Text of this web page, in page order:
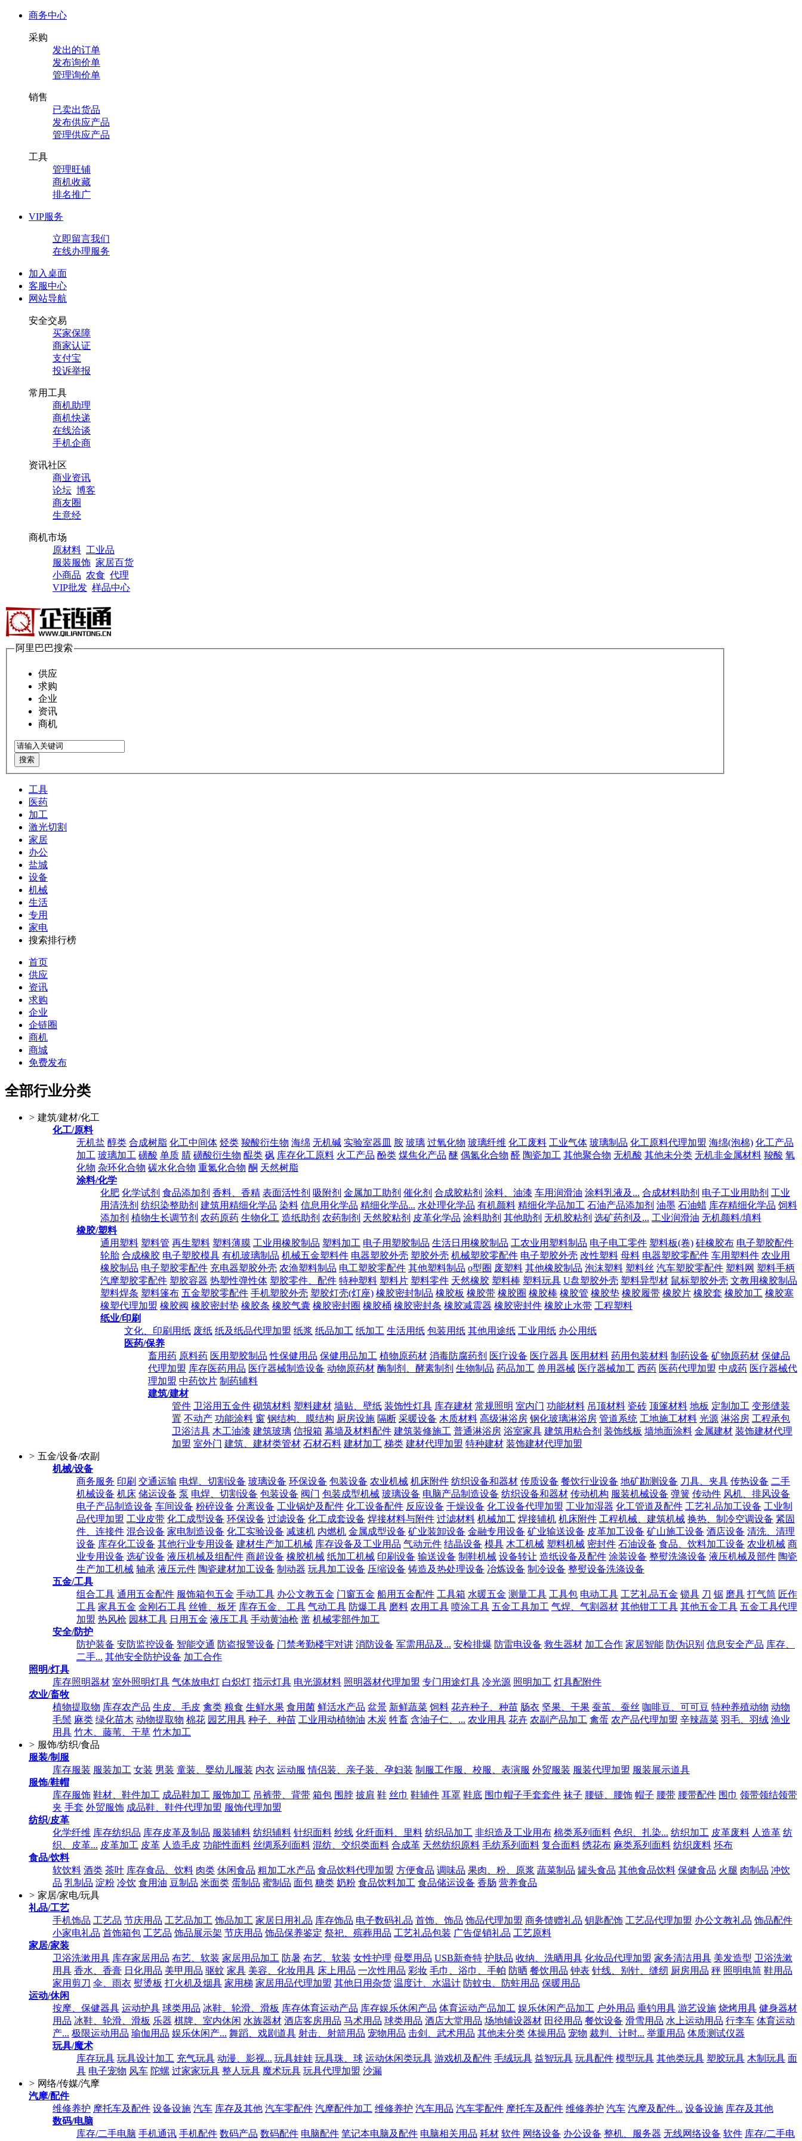
商务中心
采购
发出的订单
发布询价单
管理询价单
销售
已卖出货品
发布供应产品
管理供应产品
工具
管理旺铺
商机收藏
排名推广
VIP服务
立即留言我们
在线办理服务
加入桌面
客服中心
网站导航
安全交易
买家保障
商家认证
支付宝
投诉举报
常用工具
商机助理
商机快递
在线洽谈
手机企商
资讯社区
商业资讯
论坛 博客
商友圈
生意经
商机市场
原材料 工业品
服装服饰 家居百货
小商品 农食 代理
VIP批发 样品中心
阿里巴巴搜索
供应
求购
企业
资讯
商机
搜索
工具
医药
加工
激光切割
家居
办公
盐城
设备
机械
生活
专用
家电
搜索排行榜
首页
供应
资讯
求购
企业
企链圈
商机
商城
免费发布
全部行业分类
> 建筑/建材/化工
化工/原料
无机盐 醇类 合成树脂 化工中间体 烃类 羧酸衍生物 海绵 无机碱 实验室器皿 胺 玻璃 过氧化物 玻璃纤维 化工废料 工业气体 玻璃制品 化工原料代理加盟 海绵(泡棉) 化工产品
加工 玻璃加工 磺酸 单质 腈 磺酸衍生物 醌类 砜 库存化工原料 火工产品 酚类 煤焦化产品 醚 偶氮化合物 醛 陶瓷加工 其他聚合物 无机酸 其他未分类 无机非金属材料 羧酸 氧
化物 杂环化合物 碳水化合物 重氮化合物 酮 天然树脂
涂料/化学
化肥 化学试剂 食品添加剂 香料、香精 表面活性剂 吸附剂 金属加工助剂 催化剂 合成胶粘剂 涂料、油漆 车用润滑油 涂料乳液及... 合成材料助剂 电子工业用助剂 工业
用清洗剂 纺织染整助剂 建筑用精细化学品 染料 信息用化学品 精细化学品... 水处理化学品 有机颜料 精细化学品加工 石油产品添加剂 油墨 石油蜡 库存精细化学品 饲料
添加剂 植物生长调节剂 农药原药 生物化工 造纸助剂 农药制剂 天然胶粘剂 皮革化学品 涂料助剂 其他助剂 无机胶粘剂 选矿药剂及... 工业润滑油 无机颜料/填料
橡胶/塑料
通用塑料 塑料管 再生塑料 塑料薄膜 工业用橡胶制品 塑料加工 电子用塑胶制品 生活日用橡胶制品 工农业用塑料制品 电子电工零件 塑料板(卷) 硅橡胶布 电子塑胶配件
轮胎 合成橡胶 电子塑胶模具 有机玻璃制品 机械五金塑料件 电器塑胶外壳 塑胶外壳 机械塑胶零配件 电子塑胶外壳 改性塑料 母料 电器塑胶零配件 车用塑料件 农业用
橡胶制品 电子塑胶零配件 充电器塑胶外壳 农渔塑料制品 电工塑胶零配件 其他塑料制品 o型圈 废塑料 其他橡胶制品 泡沫塑料 塑料丝 汽车塑胶零配件 塑料网 塑料手柄
汽摩塑胶零配件 塑胶容器 热塑性弹性体 塑胶零件、配件 特种塑料 塑料片 塑料零件 天然橡胶 塑料棒 塑料玩具 U盘塑胶外壳 塑料异型材 鼠标塑胶外壳 文教用橡胶制品
塑料焊条 塑料篷布 五金塑胶零配件 手机塑胶外壳 塑胶灯壳(灯座) 橡胶密封制品 橡胶板 橡胶带 橡胶圈 橡胶棒 橡胶管 橡胶垫 橡胶履带 橡胶片 橡胶套 橡胶加工 橡胶塞
橡塑代理加盟 橡胶阀 橡胶密封垫 橡胶条 橡胶气囊 橡胶密封圈 橡胶桶 橡胶密封条 橡胶减震器 橡胶密封件 橡胶止水带 工程塑料
纸业/印刷
文化、印刷用纸 废纸 纸及纸品代理加盟 纸浆 纸品加工 纸加工 生活用纸 包装用纸 其他用途纸 工业用纸 办公用纸
医药/保养
畜用药 原料药 医用塑胶制品 性保健用品 保健用品加工 植物原药材 消毒防腐药剂 医疗设备 医疗器具 医用材料 药用包装材料 制药设备 矿物原药材 保健品
代理加盟 库存医药用品 医疗器械制造设备 动物原药材 酶制剂、酵素制剂 生物制品 药品加工 兽用器械 医疗器械加工 西药 医药代理加盟 中成药 医疗器械代
理加盟 中药饮片 制药辅料
建筑/建材
管件 卫浴用五金件 砌筑材料 塑料建材 墙贴、壁纸 装饰性灯具 库存建材 常规照明 室内门 功能材料 吊顶材料 瓷砖 顶篷材料 地板 定制加工 变形缝装
置 不动产 功能涂料 窗 钢结构、膜结构 厨房设施 隔断 采暖设备 木质材料 高级淋浴房 钢化玻璃淋浴房 管道系统 工地施工材料 光源 淋浴房 工程承包
卫浴洁具 木工油漆 建筑玻璃 信报箱 幕墙及材料配件 建筑装修施工 普通淋浴房 浴室家具 建筑用粘合剂 装饰线板 墙地面涂料 金属建材 装饰建材代理
加盟 室外门 建筑、建材类管材 石材石料 建材加工 梯类 建材代理加盟 特种建材 装饰建材代理加盟
> 五金/设备/农副
机械/设备
商务服务 印刷 交通运输 电焊、切割设备 玻璃设备 环保设备 包装设备 农业机械 机床附件 纺织设备和器材 传质设备 餐饮行业设备 地矿勘测设备 刀具、夹具 传热设备 二手
机械设备 机床 储运设备 泵 电焊、切割设备 包装设备 阀门 包装成型机械 玻璃设备 电脑产品制造设备 纺织设备和器材 传动机构 服装机械设备 弹簧 传动件 风机、排风设备
电子产品制造设备 车间设备 粉碎设备 分离设备 工业锅炉及配件 化工设备配件 反应设备 干燥设备 化工设备代理加盟 工业加湿器 化工管道及配件 工艺礼品加工设备 工业制
品代理加盟 工业皮带 化工成型设备 环保设备 过滤设备 化工成套设备 焊接材料与附件 过滤材料 机械加工 焊接辅机 机床附件 工程机械、建筑机械 换热、制冷空调设备 紧固
件、连接件 混合设备 家电制造设备 化工实验设备 减速机 内燃机 金属成型设备 矿业装卸设备 金融专用设备 矿业输送设备 皮革加工设备 矿山施工设备 酒店设备 清洗、清理
设备 库存化工设备 其他行业专用设备 建材生产加工机械 库存设备及工业用品 气动元件 结晶设备 模具 木工机械 塑料机械 密封件 石油设备 食品、饮料加工设备 农业机械 商
业专用设备 选矿设备 液压机械及组配件 商超设备 橡胶机械 纸加工机械 印刷设备 输送设备 制鞋机械 设备转让 造纸设备及配件 涂装设备 整熨洗涤设备 液压机械及部件 陶瓷
生产加工机械 轴承 液压元件 陶瓷建材加工设备 制动器 玩具加工设备 压缩设备 铸造及热处理设备 冶炼设备 制冷设备 整熨设备洗涤设备
五金/工具
组合工具 通用五金配件 服饰箱包五金 手动工具 办公文教五金 门窗五金 船用五金配件 工具箱 水暖五金 测量工具 工具包 电动工具 工艺礼品五金 锁具 刀 锯 磨具 打气筒 匠作
工具 家具五金 金刚石工具 丝锥、板牙 库存五金、工具 气动工具 防爆工具 磨料 农用工具 喷涂工具 五金工具加工 气焊、气割器材 其他钳工工具 其他五金工具 五金工具代理
加盟 热风枪 园林工具 日用五金 液压工具 手动黄油枪 凿 机械零部件加工
安全/防护
防护装备 安防监控设备 智能交通 防盗报警设备 门禁考勤楼宇对讲 消防设备 军需用品及... 安检排爆 防雷电设备 救生器材 加工合作 家居智能 防伪识别 信息安全产品 库存、
二手... 其他安全防护设备 加工合作
照明/灯具
库存照明器材 室外照明灯具 气体放电灯 白炽灯 指示灯具 电光源材料 照明器材代理加盟 专门用途灯具 冷光源 照明加工 灯具配附件
农业/畜牧
植物提取物 库存农产品 生皮、毛皮 禽类 粮食 生鲜水果 食用菌 鲜活水产品 盆景 新鲜蔬菜 饲料 花卉种子、种苗 肠衣 坚果、干果 蚕茧、蚕丝 咖啡豆、可可豆 特种养殖动物 动物
毛鬃 麻类 绿化苗木 动物提取物 棉花 园艺用具 种子、种苗 工业用动植物油 木炭 牲畜 含油子仁、... 农业用具 花卉 农副产品加工 禽蛋 农产品代理加盟 辛辣蔬菜 羽毛、羽绒 渔业
用具 竹木、藤苇、干草 竹木加工
> 服饰/纺织/食品
服装/制服
库存服装 服装加工 女装 男装 童装、婴幼儿服装 内衣 运动服 情侣装、亲子装、孕妇装 制服工作服、校服、表演服 外贸服装 服装代理加盟 服装展示道具
服饰/鞋帽
库存服饰 鞋材、鞋件加工 成品鞋加工 服饰加工 吊裤带、背带 箱包 围脖 披肩 鞋 丝巾 鞋辅件 耳罩 鞋底 围巾帽子手套套件 袜子 腰链、腰饰 帽子 腰带 腰带配件 围巾 领带领结领带
夹 手套 外贸服饰 成品鞋、鞋件代理加盟 服饰代理加盟
纺织/皮革
化学纤维 库存纺织品 库存皮革及制品 服装辅料 纺织辅料 针织面料 纱线 化纤面料、里料 纺织品加工 非织造及工业用布 棉类系列面料 色织、扎染... 纺织加工 皮革废料 人造革 纺
织、皮革... 皮革加工 皮革 人造毛皮 功能性面料 丝绸系列面料 混纺、交织类面料 合成革 天然纺织原料 毛纺系列面料 复合面料 绣花布 麻类系列面料 纺织废料 坯布
食品/饮料
软饮料 酒类 茶叶 库存食品、饮料 肉类 休闲食品 粗加工水产品 食品饮料代理加盟 方便食品 调味品 果肉、粉、原浆 蔬菜制品 罐头食品 其他食品饮料 保健食品 火腿 肉制品 冲饮
品 乳制品 淀粉 冷饮 食用油 豆制品 米面类 蛋制品 蜜制品 面包 糖类 奶粉 食品饮料加工 食品储运设备 香肠 营养食品
> 家居/家电/玩具
礼品/工艺
手机饰品 工艺品 节庆用品 工艺品加工 饰品加工 家居日用礼品 库存饰品 电子数码礼品 首饰、饰品 饰品代理加盟 商务馈赠礼品 钥匙配饰 工艺品代理加盟 办公文教礼品 饰品配件
小家电礼品 首饰箱包 工艺品 饰品展示架 节庆用品 饰品保养鉴定 祭祀、殡葬用品 工艺礼品包装 广告促销礼品 工艺原料
家居/家装
卫浴洗漱用具 库存家居用品 布艺、软装 家居用品加工 防暑 布艺、软装 女性护理 母婴用品 USB新奇特 护肤品 收纳、洗晒用具 化妆品代理加盟 家务清洁用具 美发造型 卫浴洗漱
用具 香水、香膏 日化用品 美甲用品 驱蚊 家具 美容、化妆用具 床上用品 一次性用品 彩妆 毛巾、浴巾、手帕 防晒 餐饮用品 钟表 针线、别针、缝纫 厨房用品 秤 照明电筒 鞋用品
家用剪刀 伞、雨衣 熨烫板 打火机及烟具 家用梯 家居用品代理加盟 其他日用杂货 温度计、水温计 防蚊虫、防蛀用品 保暖用品
运动/休闲
按摩、保健器具 运动护具 球类用品 冰鞋、轮滑、滑板 库存体育运动产品 库存娱乐休闲产品 体育运动产品加工 娱乐休闲产品加工 户外用品 垂钓用具 游艺设施 烧烤用具 健身器材
用品 冰鞋、轮滑、滑板 乐器 棋牌、室内休闲 水族器材 酒店客房用品 马术用品 球类用品 酒店大堂用品 场地铺设器材 田径用品 餐饮设备 滑雪用品 水上运动用品 行李车 体育运动
产... 极限运动用品 瑜伽用品 娱乐休闲产... 舞蹈、戏剧道具 射击、射箭用品 宠物用品 击剑、武术用品 其他未分类 体操用品 宠物 裁判、计时... 举重用品 体质测试仪器
玩具/魔术
库存玩具 玩具设计加工 充气玩具 动漫、影视... 玩具娃娃 玩具珠、球 运动休闲类玩具 游戏机及配件 毛绒玩具 益智玩具 玩具配件 模型玩具 其他类玩具 塑胶玩具 木制玩具 面
具 电子宠物 风车 陀螺 过家家玩具 整人玩具 魔术玩具 玩具代理加盟 沙漏
> 网络/传媒/汽摩
汽摩/配件
维修养护 摩托车及配件 设备设施 汽车 库存及其他 汽车零配件 汽摩配件加工 维修养护 汽车用品 汽车零配件 摩托车及配件 维修养护 汽车 汽摩及配件... 设备设施 库存及其他
数码/电脑
库存/二手电脑 手机通讯 手机配件 数码产品 数码配件 电脑配件 笔记本电脑及配件 电脑相关用品 耗材 软件 网络设备 办公设备 整机、服务器 无线网络设备 软件 库存/二手电